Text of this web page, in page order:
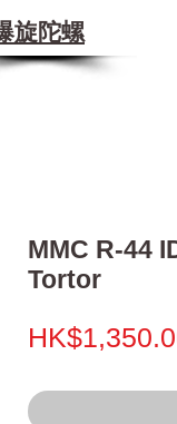
旋陀螺
MMC R-44
Tortor